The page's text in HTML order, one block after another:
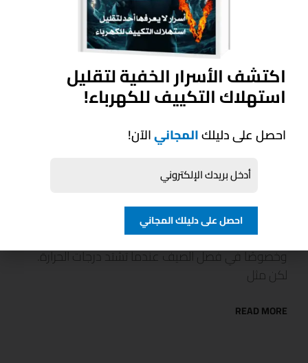
أعطال التكييف وكيفية إصلاحها بنفسك
لا توجد تعليقات
أعطال التكييف وكيفية إصلاحها بنفسك بسهولة يُعد
التكييف أحد الأجهزة الأساسية في المنازل والمكاتب،
وخصوصًا في فصل الصيف عندما تشتد درجات الحرارة.
لكن مثل
READ MORE
اكتشف الأسرار الخفية لتقليل
استهلاك التكييف للكهرباء!
احصل على دليلكالمجانيالآن!
احصل على دليلك المجاني